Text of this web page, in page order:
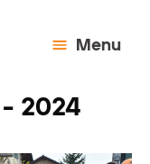
Menu
2024